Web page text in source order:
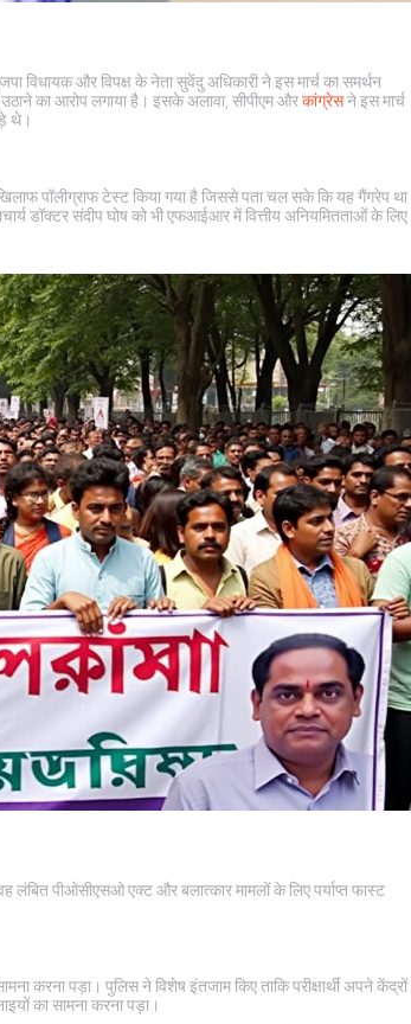
विधायक और विपक्ष के नेता सुवेंदु अधिकारी ने इस मार्च का समर्थन
का आरोप लगाया है। इसके अलावा, सीपीएम औरकांग्रेसने इस मार्च
थे।
पॉलीग्राफ टेस्ट किया गया है जिससे पता चल सके कि यह गैंगरेप था
डॉक्टर संदीप घोष को भी एफआईआर में वित्तीय अनियमितताओं के लिए
लंबित पीओसीएसओ एक्ट और बलात्कार मामलों के लिए पर्याप्त फास्ट
करना पड़ा। पुलिस ने विशेष इंतजाम किए ताकि परीक्षार्थी अपने केंद्रों
का सामना करना पड़ा।